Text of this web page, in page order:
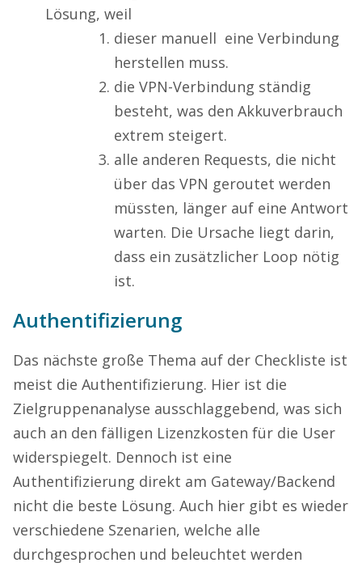
Lösung, weil
dieser manuell eine Verbindung
herstellen muss.
die VPN-Verbindung ständig
besteht, was den Akkuverbrauch
extrem steigert.
alle anderen Requests, die nicht
über das VPN geroutet werden
müssten, länger auf eine Antwort
warten. Die Ursache liegt darin,
dass ein zusätzlicher Loop nötig
ist.
Authentifizierung
Das nächste große Thema auf der Checkliste ist
meist die Authentifizierung. Hier ist die
Zielgruppenanalyse ausschlaggebend, was sich
auch an den fälligen Lizenzkosten für die User
widerspiegelt. Dennoch ist eine
Authentifizierung direkt am Gateway/Backend
nicht die beste Lösung. Auch hier gibt es wieder
verschiedene Szenarien, welche alle
durchgesprochen und beleuchtet werden